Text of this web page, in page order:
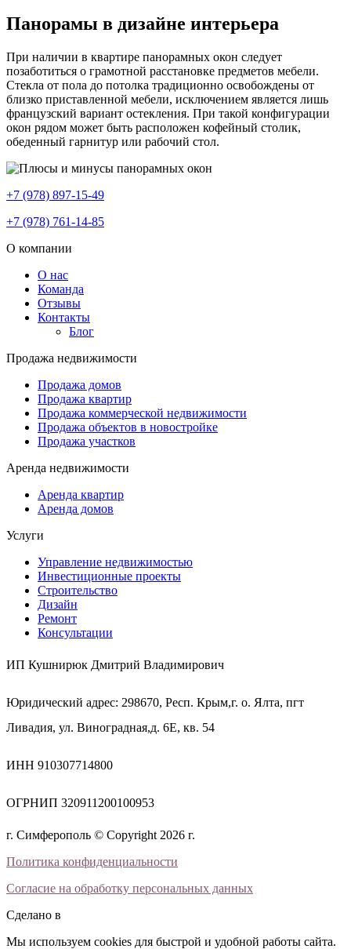
Панорамы в дизайне интерьера
При наличии в квартире панорамных окон следует
позаботиться о грамотной расстановке предметов мебели.
Стекла от пола до потолка традиционно освобождены от
близко приставленной мебели, исключением является лишь
французский вариант остекления. При такой конфигурации
окон рядом может быть расположен кофейный столик,
обеденный гарнитур или рабочий стол.
+7 (978) 897-15-49
+7 (978) 761-14-85
О компании
О нас
Команда
Отзывы
Контакты
Блог
Продажа недвижимости
Продажа домов
Продажа квартир
Продажа коммерческой недвижимости
Продажа объектов в новостройке
Продажа участков
Аренда недвижимости
Аренда квартир
Аренда домов
Услуги
Управление недвижимостью
Инвестиционные проекты
Строительство
Дизайн
Ремонт
Консультации
ИП Кушнирюк Дмитрий Владимирович
Юридический адрес: 298670, Респ. Крым,г. о. Ялта, пгт
Ливадия, ул. Виноградная,д. 6Е, кв. 54
ИНН 910307714800
ОГРНИП 320911200100953
г. Симферополь © Copyright 2026 г.
Политика конфиденциальности
Согласие на обработку персональных данных
Сделано в
Мы используем cookies для быстрой и удобной работы сайта.